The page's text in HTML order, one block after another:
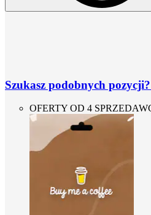
Szukasz podobnych
OFERTY OD 4